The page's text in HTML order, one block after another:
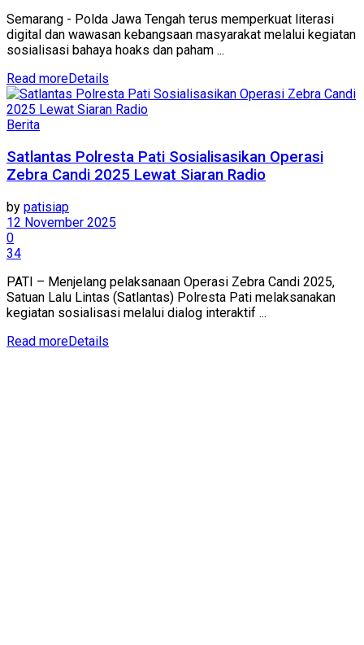
Semarang - Polda Jawa Tengah terus memperkuat literasi
digital dan wawasan kebangsaan masyarakat melalui kegiatan
sosialisasi bahaya hoaks dan paham ...
Read moreDetails
Berita
Satlantas Polresta Pati Sosialisasikan Operasi
Zebra Candi 2025 Lewat Siaran Radio
by patisiap
12 November 2025
0
34
PATI – Menjelang pelaksanaan Operasi Zebra Candi 2025,
Satuan Lalu Lintas (Satlantas) Polresta Pati melaksanakan
kegiatan sosialisasi melalui dialog interaktif ...
Read moreDetails